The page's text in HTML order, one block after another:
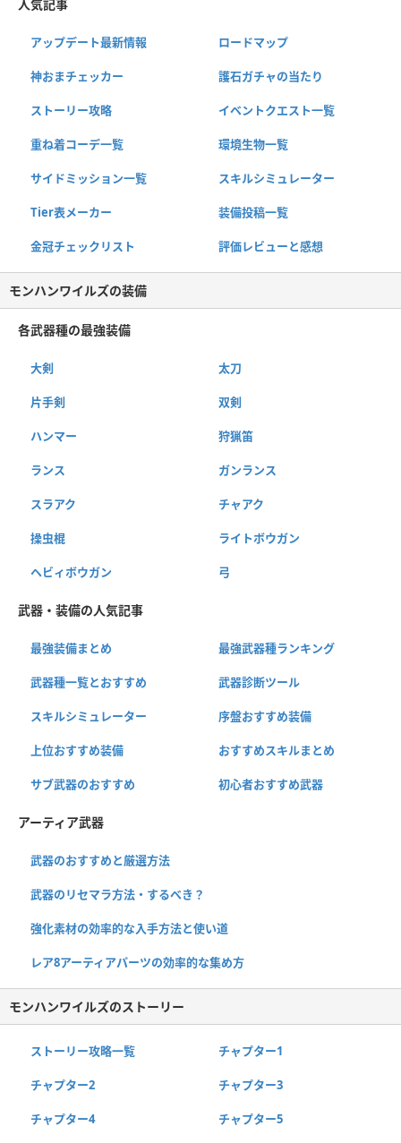
人気記事
アップデート最新情報 ロードマップ
神おまチェッカー 護石ガチャの当たり
ストーリー攻略 イベントクエスト一覧
重ね着コーデ一覧 環境生物一覧
サイドミッション一覧 スキルシミュレーター
Tier表メーカー 装備投稿一覧
金冠チェックリスト 評価レビューと感想
モンハンワイルズの装備
各武器種の最強装備
大剣 太刀
片手剣 双剣
ハンマー 狩猟笛
ランス ガンランス
スラアク チャアク
操虫棍 ライトボウガン
ヘビィボウガン 弓
武器・装備の人気記事
最強装備まとめ 最強武器種ランキング
武器種一覧とおすすめ 武器診断ツール
スキルシミュレーター 序盤おすすめ装備
上位おすすめ装備 おすすめスキルまとめ
サブ武器のおすすめ 初心者おすすめ武器
アーティア武器
武器のおすすめと厳選方法
武器のリセマラ方法・するべき？
強化素材の効率的な入手方法と使い道
レア8アーティアパーツの効率的な集め方
モンハンワイルズのストーリー
ストーリー攻略一覧 チャプター1
チャプター2 チャプター3
チャプター4 チャプター5